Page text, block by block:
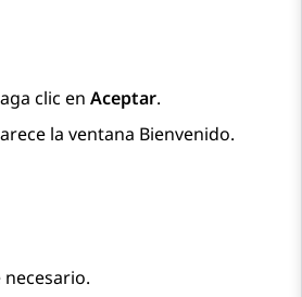
clic en Aceptar.
la ventana Bienvenido.